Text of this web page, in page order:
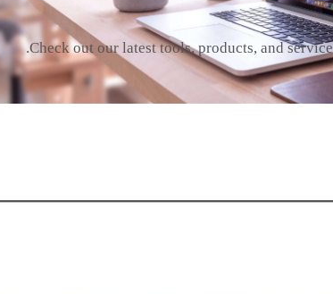
Check out our latest tools, products, and